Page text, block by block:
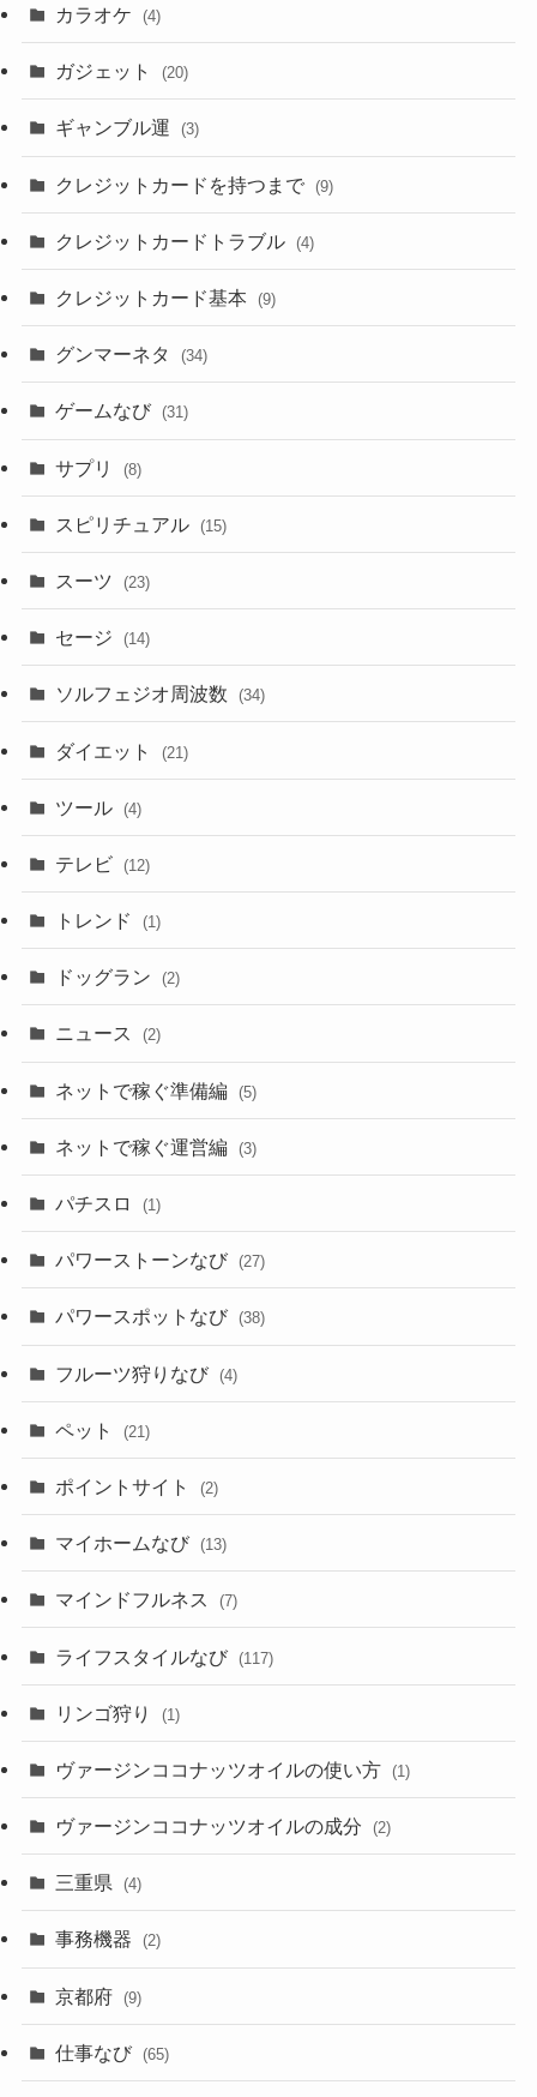
カラオケ (4)
ガジェット (20)
ギャンブル運 (3)
クレジットカードを持つまで (9)
クレジットカードトラブル (4)
クレジットカード基本 (9)
グンマーネタ (34)
ゲームなび (31)
サプリ (8)
スピリチュアル (15)
スーツ (23)
セージ (14)
ソルフェジオ周波数 (34)
ダイエット (21)
ツール (4)
テレビ (12)
トレンド (1)
ドッグラン (2)
ニュース (2)
ネットで稼ぐ準備編 (5)
ネットで稼ぐ運営編 (3)
パチスロ (1)
パワーストーンなび (27)
パワースポットなび (38)
フルーツ狩りなび (4)
ペット (21)
ポイントサイト (2)
マイホームなび (13)
マインドフルネス (7)
ライフスタイルなび (117)
リンゴ狩り (1)
ヴァージンココナッツオイルの使い方 (1)
ヴァージンココナッツオイルの成分 (2)
三重県 (4)
事務機器 (2)
京都府 (9)
仕事なび (65)